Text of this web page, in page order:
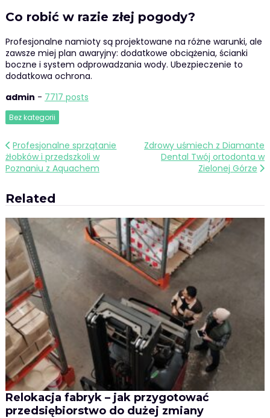
Co robić w razie złej pogody?
Profesjonalne namioty są projektowane na różne warunki, ale
zawsze miej plan awaryjny: dodatkowe obciążenia, ścianki
boczne i system odprowadzania wody. Ubezpieczenie to
dodatkowa ochrona.
admin - 7717 posts
Bez kategorii
Nawigacja
wpisu
Profesjonalne sprzątanie
żłobków i przedszkoli w
Poznaniu z Aquachem
Zdrowy uśmiech z Diamante
Dental Twój ortodonta w
Zielonej Górze
Related
Relokacja fabryk – jak przygotować
przedsiębiorstwo do dużej zmiany